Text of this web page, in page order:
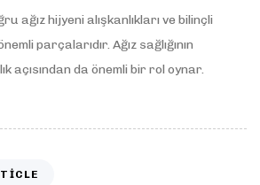
ağız hijyeni alışkanlıkları ve bilinçli
parçalarıdır. Ağız sağlığının
açısından da önemli bir rol oynar.